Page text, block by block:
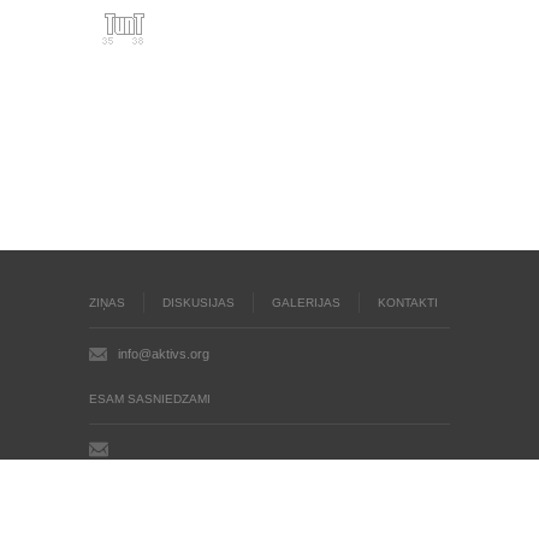
ZIŅAS DISKUSIJAS GALERIJAS KONTAKTI
info@aktivs.org
ESAM SASNIEDZAMI